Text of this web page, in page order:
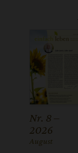
Nr. 8 –
2026
:
August